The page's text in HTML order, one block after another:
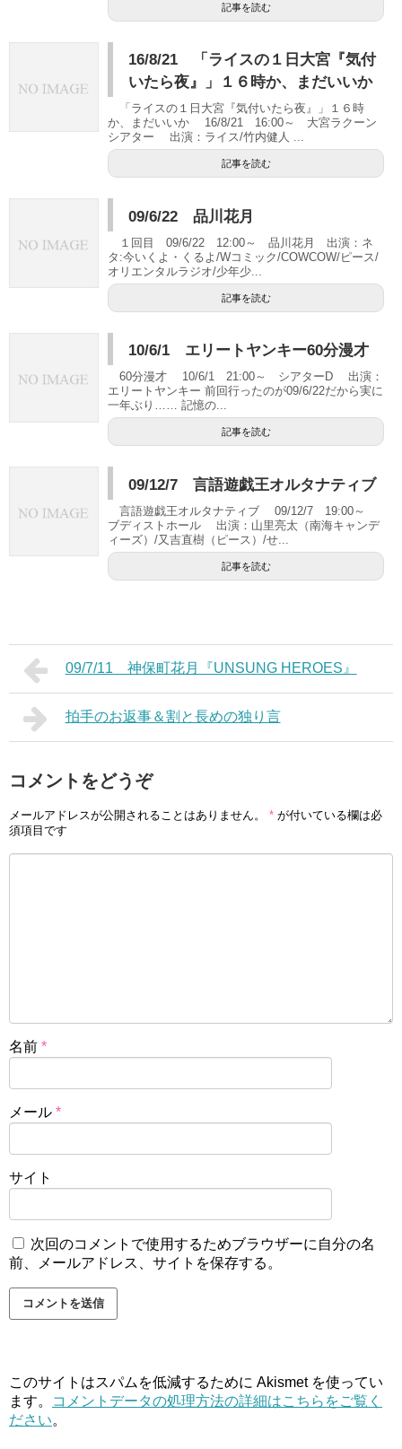
記事を読む
16/8/21 「ライスの１日大宮『気付
いたら夜』」１６時か、まだいいか
「ライスの１日大宮『気付いたら夜』」１６時
か、まだいいか 16/8/21 16:00～ 大宮ラクーン
シアター 出演：ライス/竹内健人 ...
記事を読む
09/6/22 品川花月
１回目 09/6/22 12:00～ 品川花月 出演：ネ
タ:今いくよ・くるよ/Wコミック/COWCOW/ピース/
オリエンタルラジオ/少年少...
記事を読む
10/6/1 エリートヤンキー60分漫才
60分漫才 10/6/1 21:00～ シアターD 出演：
エリートヤンキー 前回行ったのが09/6/22だから実に
一年ぶり…… 記憶の...
記事を読む
09/12/7 言語遊戯王オルタナティブ
言語遊戯王オルタナティブ 09/12/7 19:00～
ブディストホール 出演：山里亮太（南海キャンデ
ィーズ）/又吉直樹（ピース）/せ...
記事を読む
09/7/11 神保町花月『UNSUNG HEROES』
拍手のお返事＆割と長めの独り言
コメントをどうぞ
メールアドレスが公開されることはありません。 * が付いている欄は必
須項目です
名前 *
メール *
サイト
次回のコメントで使用するためブラウザーに自分の名
前、メールアドレス、サイトを保存する。
このサイトはスパムを低減するために Akismet を使ってい
ます。
コメントデータの処理方法の詳細はこちらをご覧く
ださい。